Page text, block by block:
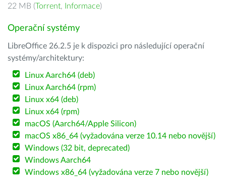
22 MB (Torrent, Informace)
Operační systémy
LibreOffice 26.2.5 je k dispozici pro následující operační
systémy/architektury:
Linux Aarch64 (deb)
Linux Aarch64 (rpm)
Linux x64 (deb)
Linux x64 (rpm)
macOS (Aarch64/Apple Silicon)
macOS x86_64 (vyžadována verze 10.14 nebo novější)
Windows (32 bit, deprecated)
Windows Aarch64
Windows x86_64 (vyžadována verze 7 nebo novější)